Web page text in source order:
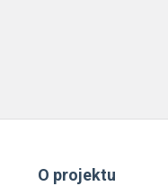
O projektu